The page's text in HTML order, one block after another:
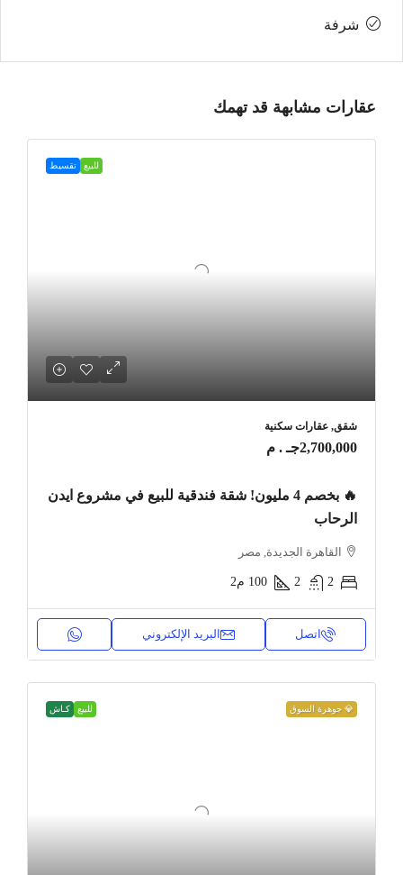
شرفة
عقارات مشابهة قد تهمك
للبيع تقسيط
شقق, عقارات سكنية
2,700,000جـ . م
🔥 بخصم 4 مليون! شقة فندقية للبيع في مشروع ايدن
الرحاب
القاهرة الجديدة, مصر
2
2
100 م2
اتصل البريد الإلكتروني
💎 جوهرة السوق للبيع كـاش